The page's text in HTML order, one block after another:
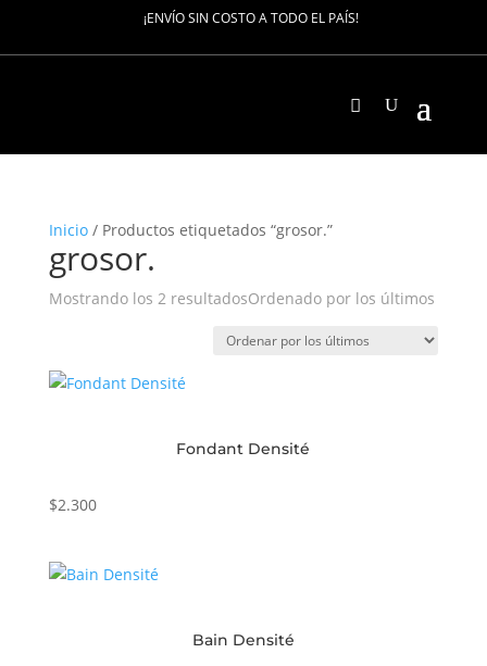
¡ENVÍO SIN COSTO A TODO EL PAÍS!
Inicio/ Productos etiquetados “grosor.”
grosor.
Mostrando los 2 resultadosOrdenado por los últimos
Fondant Densité
$2.300
Bain Densité